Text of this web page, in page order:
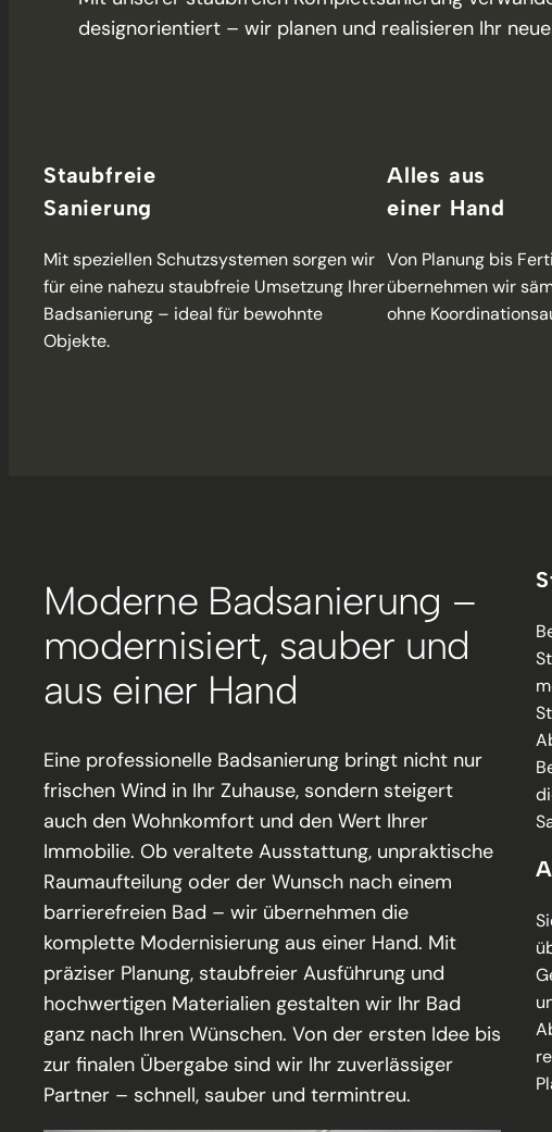
designorientiert – wir planen und realisieren Ihr
Staubfreie
Sanierung
Mit speziellen Schutzsystemen sorgen wir
für eine nahezu staubfreie Umsetzung Ihrer
Badsanierung – ideal für bewohnte
Objekte.
Alles aus
einer Hand
Von Planung bis
übernehmen wir
ohne
Moderne Badsanierung –
modernisiert, sauber und
aus einer Hand
Eine professionelle Badsanierung bringt nicht nur
frischen Wind in Ihr Zuhause, sondern steigert
auch den Wohnkomfort und den Wert Ihrer
Immobilie. Ob veraltete Ausstattung, unpraktische
Raumaufteilung oder der Wunsch nach einem
barrierefreien Bad – wir übernehmen die
komplette Modernisierung aus einer Hand. Mit
präziser Planung, staubfreier Ausführung und
hochwertigen Materialien gestalten wir Ihr Bad
ganz nach Ihren Wünschen. Von der ersten Idee bis
zur finalen Übergabe sind wir Ihr zuverlässiger
Partner – schnell, sauber und termintreu.